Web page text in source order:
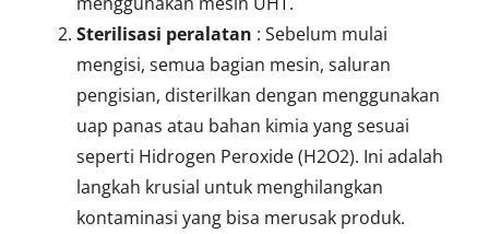
Sterilisasi peralatan : Sebelum mulai
mengisi, semua bagian mesin, saluran
pengisian, disterilkan dengan menggunakan
uap panas atau bahan kimia yang sesuai
seperti Hidrogen Peroxide (H2O2). Ini adalah
langkah krusial untuk menghilangkan
kontaminasi yang bisa merusak produk.